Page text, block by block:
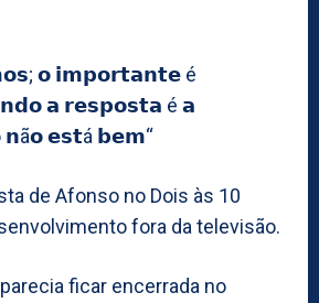
𝗼 𝗶𝗺𝗽𝗼𝗿𝘁𝗮𝗻𝘁𝗲 é
𝗮 𝗿𝗲𝘀𝗽𝗼𝘀𝘁𝗮 é 𝗮
𝗻ã𝗼 𝗲𝘀𝘁á 𝗯𝗲𝗺“
de Afonso no Dois às 10
fora da televisão.
ficar encerrada no